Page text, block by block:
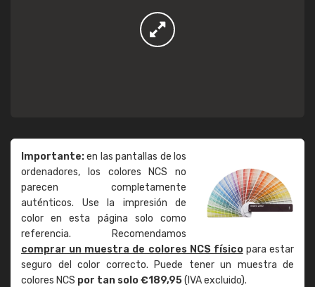
Importante:en las pantallas de los
ordenadores, los colores NCS no
parecen completamente
auténticos. Use la impresión de
color en esta página solo como
referencia. Recomendamos
comprar un muestra de colores NCS físicopara estar
seguro del color correcto. Puede tener un muestra de
colores NCS por tan solo €189,95(IVA excluido).